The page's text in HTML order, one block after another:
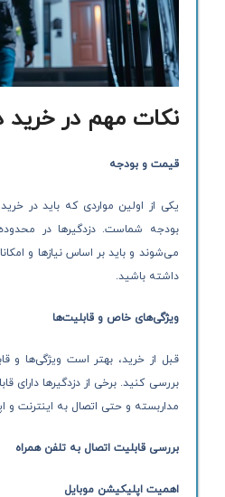
نکات مهم در خرید
قیمت و بودجه
یکی از اولین مواردی که باید در
بودجه شماست. دزدگیرها در
می‌شوند و باید بر اساس نیازها و
داشته باشید.
ویژگی‌های خاص و قابلیت‌ها
قبل از خرید، بهتر است ویژگی‌ها و
بررسی کنید. برخی از دزدگیرها
مداربسته و حتی اتصال به اینترنت و
بررسی قابلیت اتصال به تلفن همراه
اهمیت اپلیکیشن موبایل